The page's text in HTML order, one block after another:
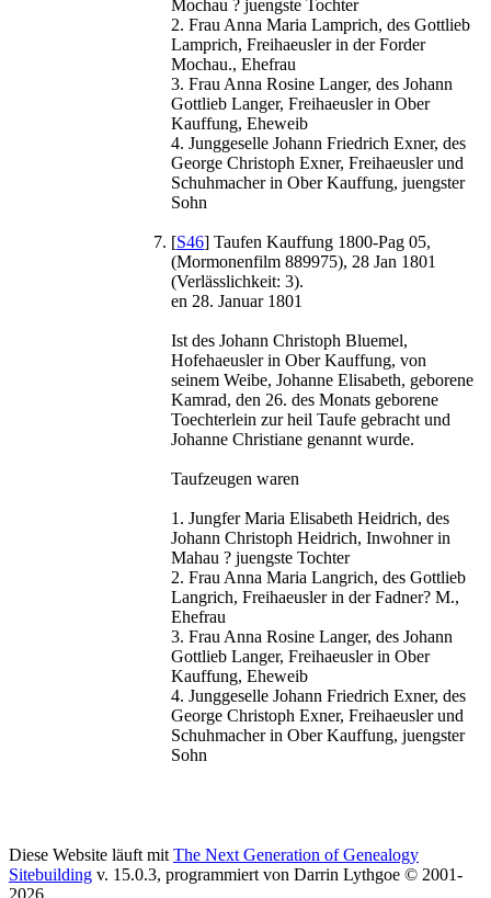
Mochau ? juengste Tochter
2. Frau Anna Maria Lamprich, des Gottlieb
Lamprich, Freihaeusler in der Forder
Mochau., Ehefrau
3. Frau Anna Rosine Langer, des Johann
Gottlieb Langer, Freihaeusler in Ober
Kauffung, Eheweib
4. Junggeselle Johann Friedrich Exner, des
George Christoph Exner, Freihaeusler und
Schuhmacher in Ober Kauffung, juengster
Sohn
[S46] Taufen Kauffung 1800-Pag 05,
(Mormonenfilm 889975), 28 Jan 1801
(Verlässlichkeit: 3).
en 28. Januar 1801
Ist des Johann Christoph Bluemel,
Hofehaeusler in Ober Kauffung, von
seinem Weibe, Johanne Elisabeth, geborene
Kamrad, den 26. des Monats geborene
Toechterlein zur heil Taufe gebracht und
Johanne Christiane genannt wurde.
Taufzeugen waren
1. Jungfer Maria Elisabeth Heidrich, des
Johann Christoph Heidrich, Inwohner in
Mahau ? juengste Tochter
2. Frau Anna Maria Langrich, des Gottlieb
Langrich, Freihaeusler in der Fadner? M.,
Ehefrau
3. Frau Anna Rosine Langer, des Johann
Gottlieb Langer, Freihaeusler in Ober
Kauffung, Eheweib
4. Junggeselle Johann Friedrich Exner, des
George Christoph Exner, Freihaeusler und
Schuhmacher in Ober Kauffung, juengster
Sohn
Diese Website läuft mit The Next Generation of Genealogy
Sitebuilding v. 15.0.3, programmiert von Darrin Lythgoe © 2001-
2026.